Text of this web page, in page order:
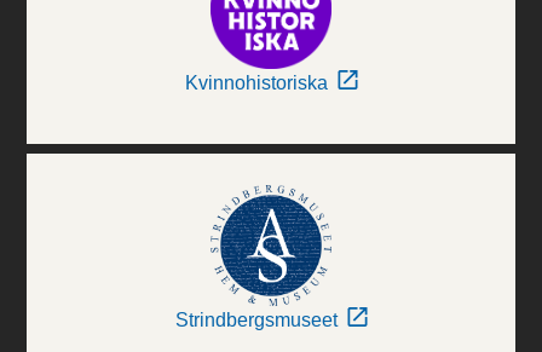
Kvinnohistoriska
Strindbergsmuseet